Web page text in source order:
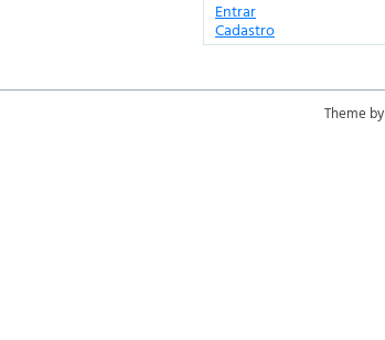
Entrar
Cadastro
Theme by